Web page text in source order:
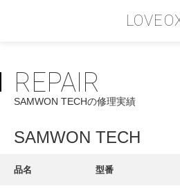
PHILOSOPHY
フィロソフィー
COMPANY
REPAIR
SAMWON TECHの修理実績
SAMWON TECH
品名 型番